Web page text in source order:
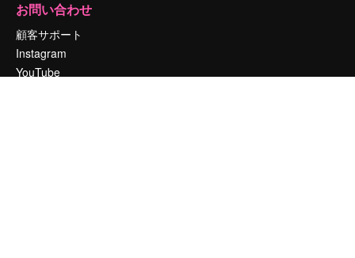
お問い合わせ
顧客サポート
Instagram
YouTube